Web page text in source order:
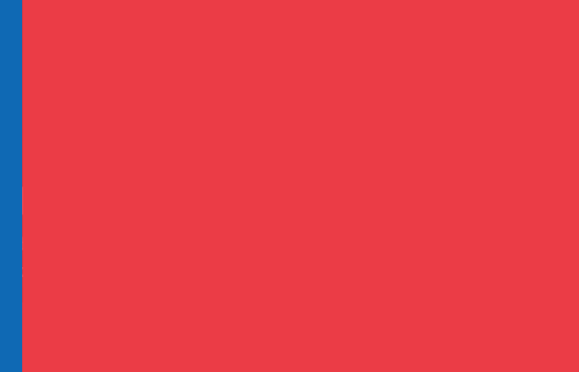
cambio metodológico en
de semana, entregó la nómina de expertos que integrarán los
lunes 25. En la ocasión se darán a conocer los cambios en la